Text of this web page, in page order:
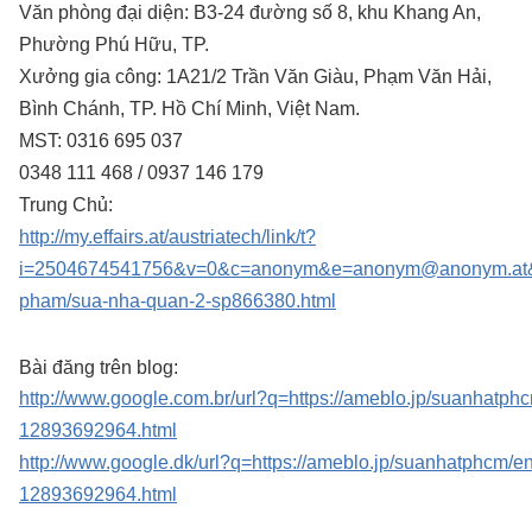
Văn phòng đại diện: B3-24 đường số 8, khu Khang An,
Phường Phú Hữu, TP.
Xưởng gia công: 1A21/2 Trần Văn Giàu, Phạm Văn Hải,
Bình Chánh, TP. Hồ Chí Minh, Việt Nam.
MST: 0316 695 037
0348 111 468 / 0937 146 179
Trung Chủ:
http://my.effairs.at/austriatech/link/t?
pham/sua-nha-quan-2-sp866380.html
Bài đăng trên blog:
http://www.google.com.br/url?q=https://ameblo.jp/
12893692964.html
http://www.google.dk/url?q=https://ameblo.jp/suanhatphcm/
12893692964.html